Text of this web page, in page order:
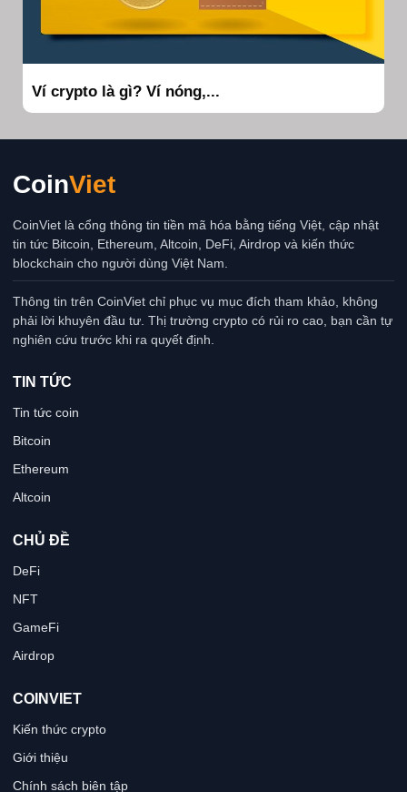
Ví crypto là gì? Ví nóng,...
CoinViet
CoinViet là cổng thông tin tiền mã hóa bằng tiếng Việt, cập nhật
tin tức Bitcoin, Ethereum, Altcoin, DeFi, Airdrop và kiến thức
blockchain cho người dùng Việt Nam.
Thông tin trên CoinViet chỉ phục vụ mục đích tham khảo, không
phải lời khuyên đầu tư. Thị trường crypto có rủi ro cao, bạn cần tự
nghiên cứu trước khi ra quyết định.
TIN TỨC
Tin tức coin
Bitcoin
Ethereum
Altcoin
CHỦ ĐỀ
DeFi
NFT
GameFi
Airdrop
COINVIET
Kiến thức crypto
Giới thiệu
Chính sách biên tập